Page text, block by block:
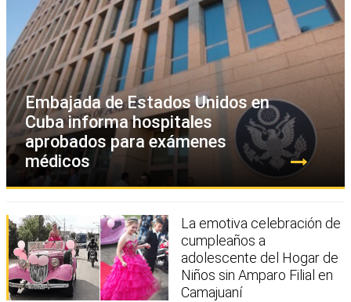
Embajada de Estados Unidos en
Cuba informa hospitales
aprobados para exámenes
médicos
La emotiva celebración de
cumpleaños a
adolescente del Hogar de
Niños sin Amparo Filial en
Camajuaní